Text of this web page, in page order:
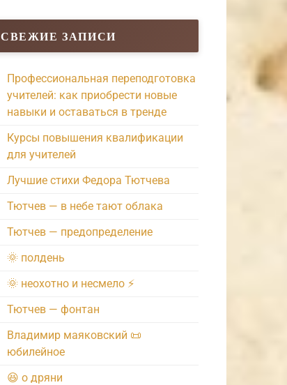
СВЕЖИЕ ЗАПИСИ
Профессиональная переподготовка
учителей: как приобрести новые
навыки и оставаться в тренде
Курсы повышения квалификации
для учителей
Лучшие стихи Федора Тютчева
Тютчев — в небе тают облака
Тютчев — предопределение
🌞 полдень
🌞 неохотно и несмело ⚡️
Тютчев — фонтан
Владимир маяковский 📜
юбилейное
😆 о дряни